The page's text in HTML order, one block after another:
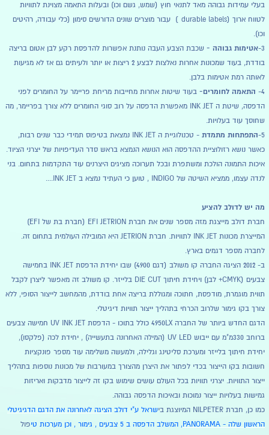
בעלי עמידות גבוהה מאד לתנאי חוץ (שמש, גשם וכו) ובעלות התאמה מצוינת לתוויות
לטווח ארוך (durable labels
) עבור מוצרים שונים הדורשים סימון (כלי עבודה, רהיטים
וכו).
3- אטימות גבוהה -שכבת הצבע העבה נותנת אפשרות להדפסת רקע לבן אטום בריצה
בודדת, בעוד שמכונות אחרות נאלצות לבצע 2 ריצות או יותר ולעיתים גם אז לא מגיעות
לאותה רמת אטימות בלבן.
4- התאמה לחומרים- בעוד שיטות אחרות מחייבות מריחת פריימר על החומרים לפני
הדפסה, שיטת ה INK JET מאפשרת הדפסה על רוב סוגי החומרים ללא צורך בפריימר, מה
שחוסך עוד בעלויות.
5- התפתחות מתמדת
- טכנולוגיית ה INK JET נמצאת בטיפוס תמידי כבר שנים רבות,
כאשר נושא רזולוציית ההדפסה הוא הנושא הנמצא בראש סדר העדיפויות של יצרני הציוד.
איכות התמונה הולכת ומשתפרת ובכל תערוכה מציגים היצרנים עוד התקדמות בתחום. בני
לנדה עצמו, ממציא השיטה של INDIGO , טוען כי העתיד נמצא ב INK JET....
מה יש לדולב להציע
חברת דולב מייצגת מזה מספר שנים את חברת EFI JETRION (חברת בת של EFI)
המייצרת מכונות INK JET לתוויות. חברת JETRION היא המובילה העולמית בתחום זה.
לחברה מספר דגמים בארץ.
ב- 2012 הציגה החברה קו משולב (דגם 4900) שבו יחידת הדפסת INK JET בחמישה
צבעים (CMYK+ לבן) ויחידת חיתוך DIE CUT בלייזר. קו משולב זה מאפשר ליצרן לקבל
תווית מוגמרת, מודפסת, חתוכה ומגוללת בריצה אחת בודדת, מהמחשב לייצור הסופי, ללא
צורך בקו גימור שלרוב הכרחי בתהליך ייצור תוויות דיגיטלי.
הדגם החדש ביותר של החברה 4950LX כולל בתוכו - הדפסת UV INK JET חמישה צבעים
ברוחב 330מ"מ עם ייבוש UV LED (המילה האחרונה בתעשייה) , יחידת לכה (פלקסו),
יחידת חיתוך בלייזר ומערכת סליטינג וגלילה, ולמעשה משלימה עוד מספר פונקציות
חשובות בקו הייצור בכדי לפתור את היצרן מהצורך במעורבות של מכונות נוספות בתהליך
ייצור התוויות. יצרני תוויות בכל העולם עושים שימוש בקו זה לייצור מדבקות ואריזות
גמישות בעלויות ייצור נמוכות ובאיכות הדפסה גבוהה.
כמו כן, חברת NILPETER המיוצגת בי
שראל ע"י דולב הציגה לאחרונה את הדגם הדגיגיטלי
הראשון שלה - PANORAMA,
המשלב הדפסה ב 5 צבעים , גימור , וכן מערכות טי
פול